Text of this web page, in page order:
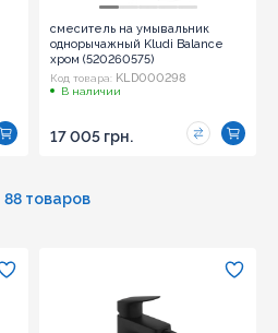
смеситель на умывальник
однорычажный Kludi Balance
хром (520260575)
Код товара: KLD000298
В наличии
17 005 грн.
88 товаров